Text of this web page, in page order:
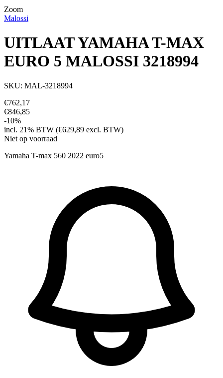
Zoom
Malossi
UITLAAT YAMAHA T-MAX
EURO 5 MALOSSI 3218994
SKU: MAL-3218994
€762,17
€846,85
-10%
incl. 21% BTW (€629,89 excl. BTW)
Niet op voorraad
Yamaha T-max 560 2022 euro5